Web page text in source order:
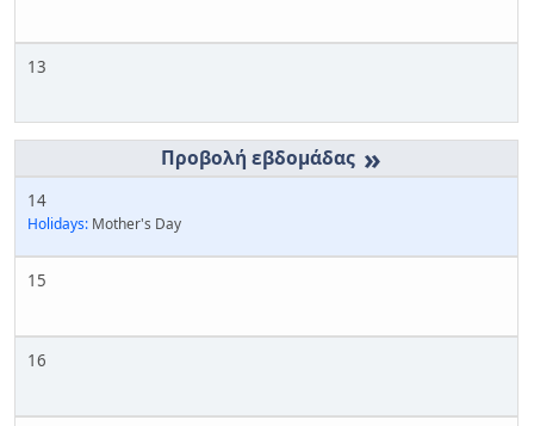
13
»
14
Holidays: Mother's Day
15
16